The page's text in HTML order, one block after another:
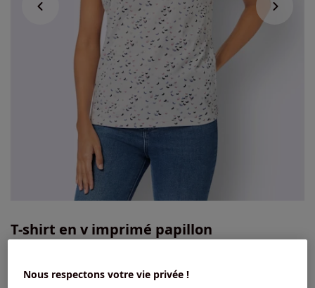
T-shirt en v imprimé papillon
Nous respectons votre vie privée !